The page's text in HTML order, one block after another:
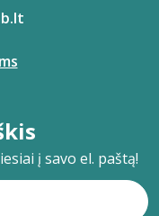
į savo el. paštą!